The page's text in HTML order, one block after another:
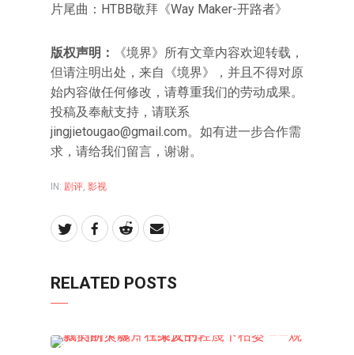
片尾曲：HTBB敬拜《Way Maker-开路者》
版权声明：
《境界》所有文章内容欢迎转载，
但请注明出处，来自《境界》，并且不得对原
始内容做任何修改，请尊重我们的劳动成果。
投稿及奉献支持，请联系
jingjietougao@gmail.com。如有进一步合作需
求，请给我们留言，谢谢。
IN: 剧评, 影视
RELATED POSTS